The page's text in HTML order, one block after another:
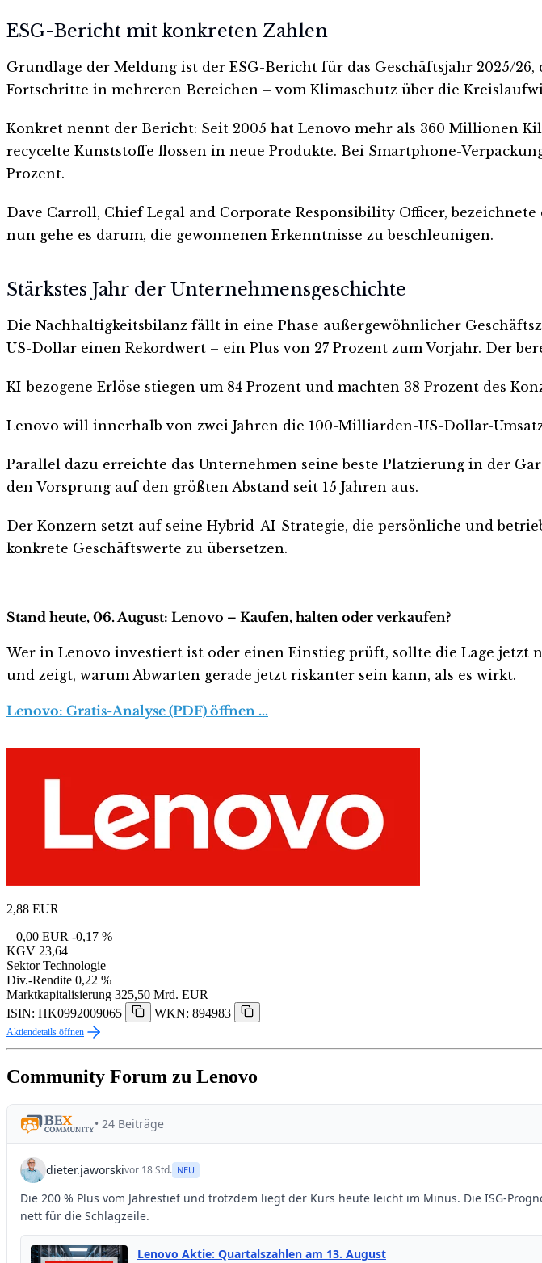
ESG-Bericht mit konkreten Zahlen
Grundlage der Meldung ist der ESG-Bericht für das Geschäftsjahr 2025/
Fortschritte in mehreren Bereichen – vom Klimaschutz über die
Konkret nennt der Bericht: Seit 2005 hat Lenovo mehr als 360 Millionen
recycelte Kunststoffe flossen in neue Produkte. Bei Smartphone-
Prozent.
Dave Carroll, Chief Legal and Corporate Responsibility Officer,
nun gehe es darum, die gewonnenen Erkenntnisse zu beschleunigen.
Stärkstes Jahr der Unternehmensgeschichte
Die Nachhaltigkeitsbilanz fällt in eine Phase außergewöhnlicher
US-Dollar einen Rekordwert – ein Plus von 27 Prozent zum Vorjahr. Der
KI-bezogene Erlöse stiegen um 84 Prozent und machten 38 Prozent des
Lenovo will innerhalb von zwei Jahren die 100-Milliarden-US-Dollar-
Parallel dazu erreichte das Unternehmen seine beste Platzierung in der
den Vorsprung auf den größten Abstand seit 15 Jahren aus.
Der Konzern setzt auf seine Hybrid-AI-Strategie, die persönliche und
konkrete Geschäftswerte zu übersetzen.
Stand heute, 06. August: Lenovo – Kaufen, halten oder verkaufen?
Wer in Lenovo investiert ist oder einen Einstieg prüft, sollte die Lage jetzt
und zeigt, warum Abwarten gerade jetzt riskanter sein kann, als es wirkt.
Lenovo: Gratis-Analyse (PDF) öffnen …
2,88 EUR
– 0,00 EUR -0,17 %
KGV 23,64
Sektor Technologie
Div.-Rendite 0,22 %
Marktkapitalisierung 325,50 Mrd. EUR
ISIN: HK0992009065
WKN: 894983
Aktiendetails öffnen
Community Forum zu Lenovo